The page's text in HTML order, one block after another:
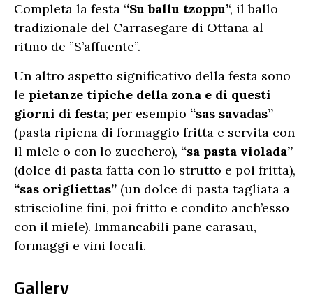
Completa la festa ‘‘Su ballu tzoppu’‘, il ballo
tradizionale del Carrasegare di Ottana al
ritmo de ”S’affuente”.
Un altro aspetto significativo della festa sono
le pietanze tipiche della zona e di questi
giorni di festa; per esempio “sas savadas”
(pasta ripiena di formaggio fritta e servita con
il miele o con lo zucchero), “sa pasta violada”
(dolce di pasta fatta con lo strutto e poi fritta),
“sas origliettas” (un dolce di pasta tagliata a
striscioline fini, poi fritto e condito anch’esso
con il miele). Immancabili pane carasau,
formaggi e vini locali.
Gallery